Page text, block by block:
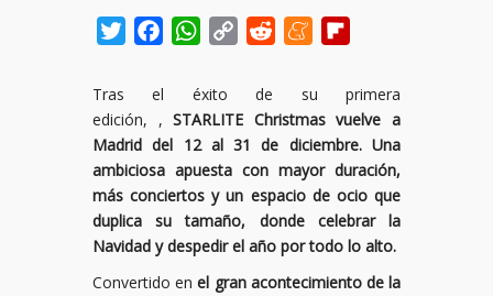
TwitterFacebookWhatsApp
Copy
Reddit Meneame
Tras el éxito de su primera
edición, ,STARLITE Christmas vuelve a
Madrid del 12 al 31 de diciembre. Una
ambiciosa apuesta con mayor duración,
más conciertos y un espacio de ocio que
duplica su tamaño, donde celebrar la
Navidad y despedir el año por todo lo alto.
Convertido enel gran acontecimiento de la